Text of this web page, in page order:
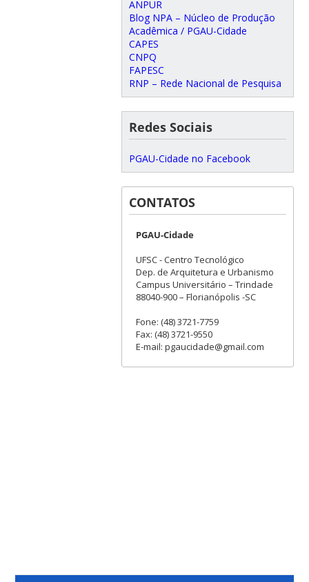
ANPUR
Blog NPA – Núcleo de Produção
Acadêmica / PGAU-Cidade
CAPES
CNPQ
FAPESC
RNP – Rede Nacional de Pesquisa
Redes Sociais
PGAU-Cidade no Facebook
CONTATOS
PGAU-Cidade
UFSC - Centro Tecnológico
Dep. de Arquitetura e Urbanismo
Campus Universitário – Trindade
88040-900 – Florianópolis -SC
Fone: (48) 3721-7759
Fax: (48) 3721-9550
E-mail: pgaucidade@gmail.com